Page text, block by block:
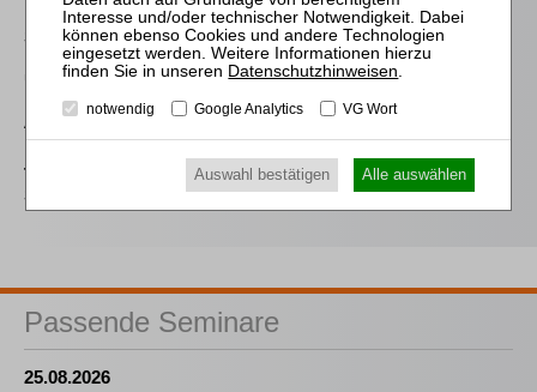
Kaufmann / Gutmann
Sanierung von
Krankenhäusern in Krise
und Insolvenz
Achsnick / Opp
Treuhand in der
Sanierung
Passende Seminare
25.08.2026
Datenschutzhinweisen.
notwendig Google Analytics VG Wort
Auswahl bestätigen Alle auswählen